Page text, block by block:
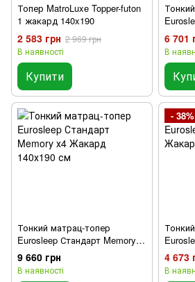
Топер MatroLuxe Topper-futon
1 жакард 140x190
2 583 грн 2 969 грн
В наявності
Купити
6 701
В
Тонкий матрац-топер
Eurosleep Стандарт Memory
х4 Жакард 140х190 см
9 660 грн
В наявності
- 38%
4 673
В